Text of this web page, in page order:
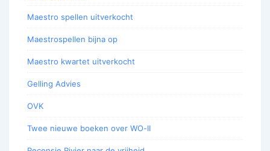
Maestro spellen uitverkocht
Maestrospellen bijna op
Maestro kwartet uitverkocht
Gelling Advies
OVK
Twee nieuwe boeken over WO-II